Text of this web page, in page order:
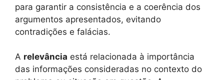
para garantir a consistência e a coerência dos
argumentos apresentados, evitando
contradições e falácias.
A relevância está relacionada à importância
das informações consideradas no contexto do